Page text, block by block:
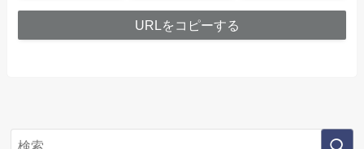
URLをコピーする